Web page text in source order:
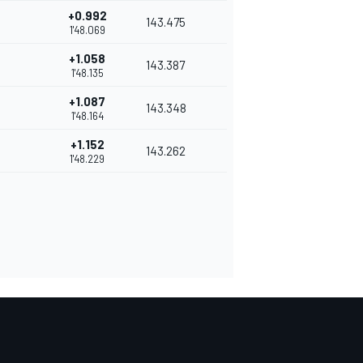
+0.992
1'48.069
143.475
+1.058
1'48.135
143.387
+1.087
1'48.164
143.348
+1.152
1'48.229
143.262